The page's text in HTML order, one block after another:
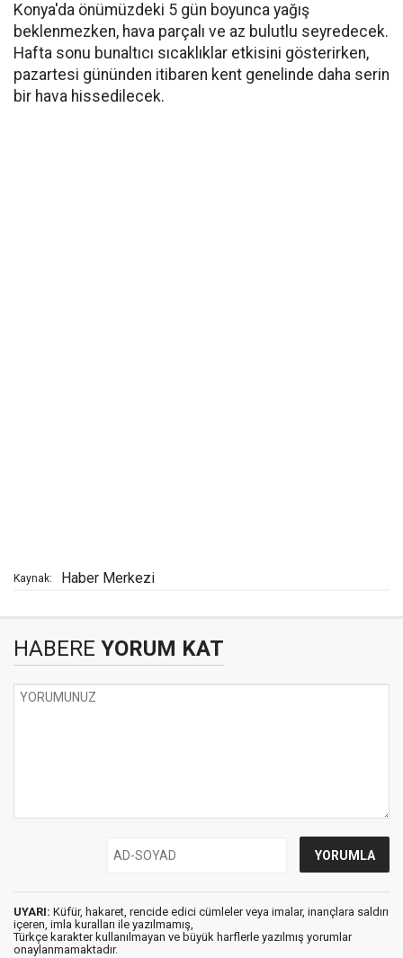
Konya'da önümüzdeki 5 gün boyunca yağış
beklenmezken, hava parçalı ve az bulutlu seyredecek.
Hafta sonu bunaltıcı sıcaklıklar etkisini gösterirken,
pazartesi gününden itibaren kent genelinde daha serin
bir hava hissedilecek.
Kaynak: Haber Merkezi
HABERE YORUM KAT
UYARI: Küfür, hakaret, rencide edici cümleler veya imalar, inançlara saldırı
içeren, imla kuralları ile yazılmamış,
Türkçe karakter kullanılmayan ve büyük harflerle yazılmış yorumlar
onaylanmamaktadır.